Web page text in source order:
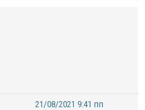
21/08/2021 9:41 пп